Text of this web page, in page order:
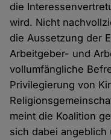
die
wird. Nicht
die Aussetzung der
Arbeitgeber- und
vollumfängliche
Privilegierung von
meint die Koalition
sich dabei